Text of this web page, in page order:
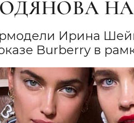
НА
Ирина
Burberry в